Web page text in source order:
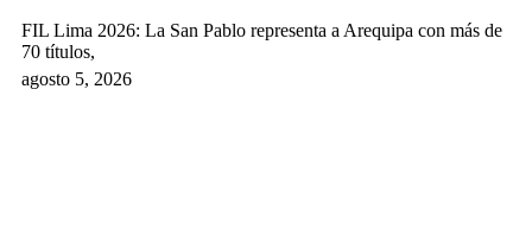
FIL Lima 2026: La San Pablo representa a Arequipa con más de
70 títulos,
agosto 5, 2026